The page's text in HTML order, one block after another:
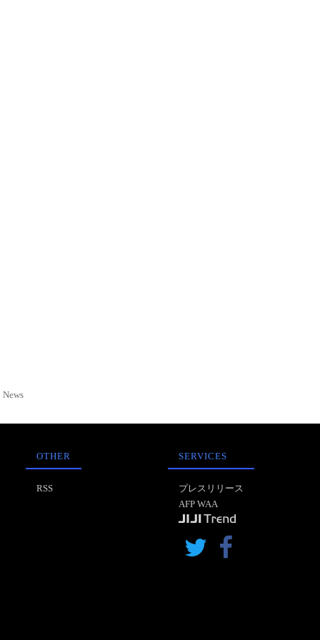
OTHER
RSS
SERVICES
プレスリリース
AFP WAA